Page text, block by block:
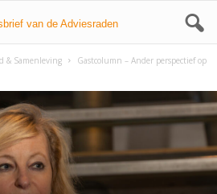
& Samenleving
Gastcolumn – Ander perspectief op